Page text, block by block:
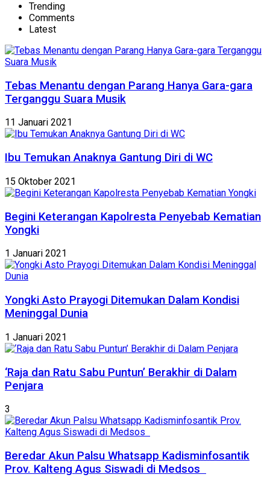
Trending
Comments
Latest
Tebas Menantu dengan Parang Hanya Gara-gara
Terganggu Suara Musik
11 Januari 2021
Ibu Temukan Anaknya Gantung Diri di WC
15 Oktober 2021
Begini Keterangan Kapolresta Penyebab Kematian
Yongki
1 Januari 2021
Yongki Asto Prayogi Ditemukan Dalam Kondisi
Meninggal Dunia
1 Januari 2021
‘Raja dan Ratu Sabu Puntun’ Berakhir di Dalam
Penjara
3
Beredar Akun Palsu Whatsapp Kadisminfosantik
Prov. Kalteng Agus Siswadi di Medsos